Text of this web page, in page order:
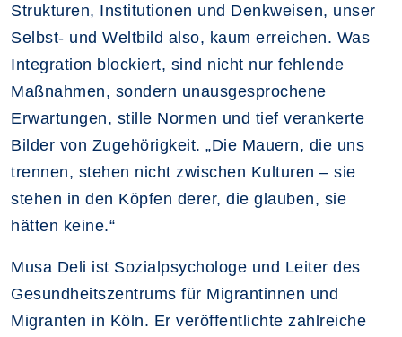
Strukturen, Institutionen und Denkweisen, unser
Selbst- und Weltbild also, kaum erreichen. Was
Integration blockiert, sind nicht nur fehlende
Maßnahmen, sondern unausgesprochene
Erwartungen, stille Normen und tief verankerte
Bilder von Zugehörigkeit. „Die Mauern, die uns
trennen, stehen nicht zwischen Kulturen – sie
stehen in den Köpfen derer, die glauben, sie
hätten keine.“
Musa Deli ist Sozialpsychologe und Leiter des
Gesundheitszentrums für Migrantinnen und
Migranten in Köln. Er veröffentlichte zahlreiche